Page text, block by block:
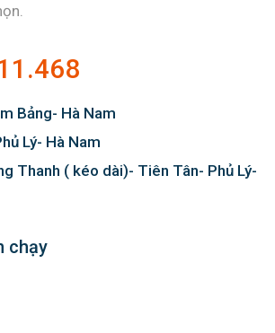
Bảng- Hà Nam
Lý- Hà Nam
Thanh ( kéo dài)- Tiên Tân- Phủ Lý-
chạy